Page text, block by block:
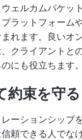
ェルカムパケッ
ラットフォーム
れます。良いオ
クライアントと
にも役立ちます。
約束を守る
ーションシップ
頼できる人でな